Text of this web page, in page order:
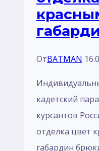
ш
ОтBATMAN
кадетский
курсантов
отделка цвет
габардин